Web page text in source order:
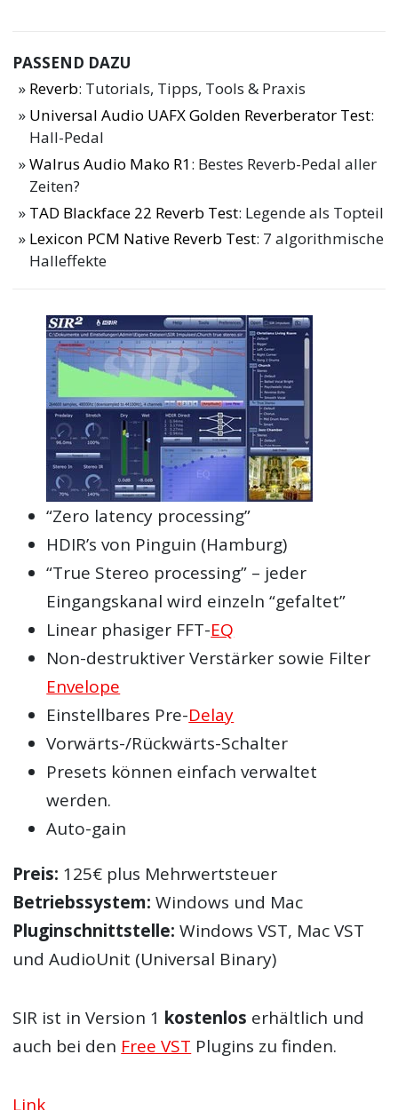
PASSEND DAZU
Reverb: Tutorials, Tipps, Tools & Praxis
Universal Audio UAFX Golden Reverberator Test:
Hall-Pedal
Walrus Audio Mako R1: Bestes Reverb-Pedal aller
Zeiten?
TAD Blackface 22 Reverb Test: Legende als Topteil
Lexicon PCM Native Reverb Test: 7 algorithmische
Halleffekte
“Zero latency processing”
HDIR’s von Pinguin (Hamburg)
“True Stereo processing” – jeder
Eingangskanal wird einzeln “gefaltet”
Linear phasiger FFT-EQ
Non-destruktiver Verstärker sowie Filter
Envelope
Einstellbares Pre-Delay
Vorwärts-/Rückwärts-Schalter
Presets können einfach verwaltet
werden.
Auto-gain
Preis: 125€ plus Mehrwertsteuer
Betriebssystem: Windows und Mac
Pluginschnittstelle: Windows VST, Mac VST
und AudioUnit (Universal Binary)
SIR ist in Version 1 kostenlos erhältlich und
auch bei den Free VST Plugins zu finden.
Link